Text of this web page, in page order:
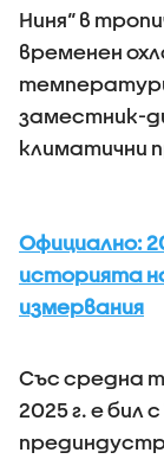
Ниня“ в
временен
заместник-
климатични
Официално:
историята
измервания
Със средна
2025 г. е бил с